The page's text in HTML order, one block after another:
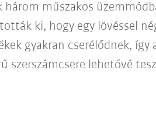
műszakos
ki, hogy egy lövéssel
gyakran cserélődnek, így
szerszámcsere lehetővé